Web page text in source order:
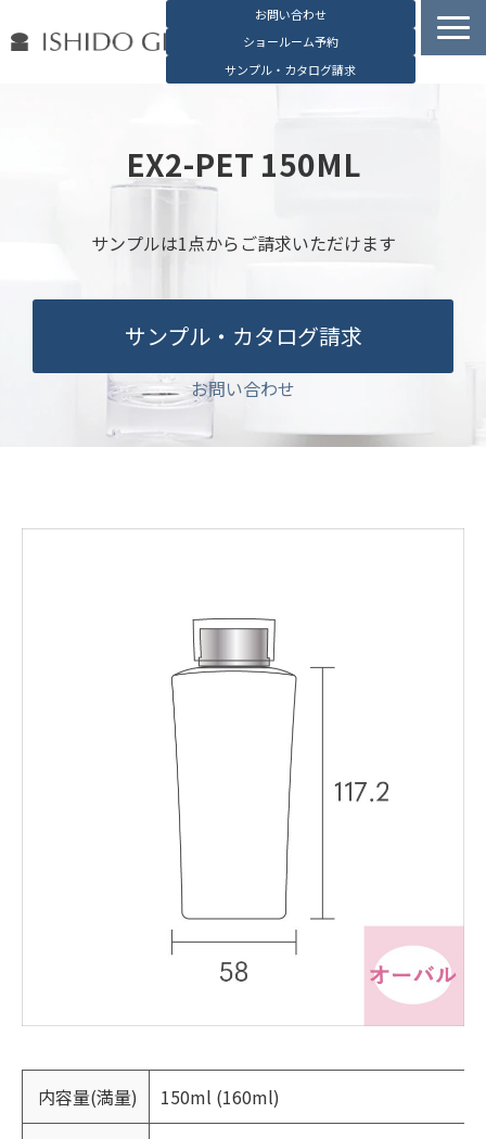
お問い合わせ
ショールーム予約
サンプル・カタログ請求
石堂硝子の特長
お役立ち資料
ブログ
会社概要
English
EX2-PET 150ML
サンプルは1点からご請求いただけます
サンプル・カタログ請求
お問い合わせ
内容量(満量) 150ml (160ml)